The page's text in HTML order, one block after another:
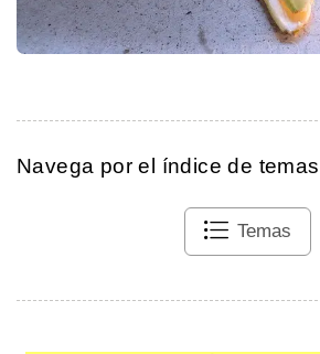
Navega por el índice de
Temas